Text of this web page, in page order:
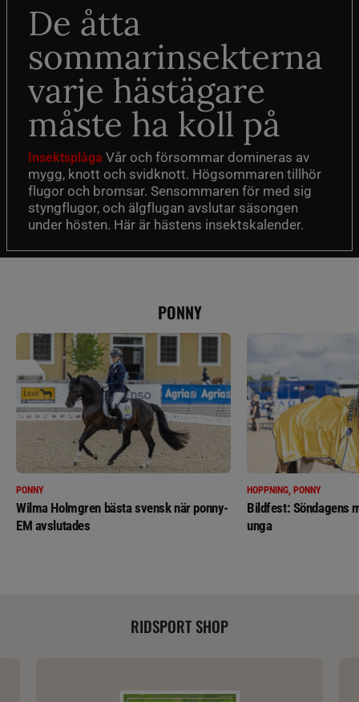
De åtta
sommarinsekterna
varje hästägare
måste ha koll på
Insektsplåga Vår och försommar domineras av
mygg, knott och svidknott. Högsommaren tillhör
flugor och bromsar. Sensommaren för med sig
styngflugor, och älgflugan avslutar säsongen
under hösten. Här är hästens insektskalender.
PONNY
PONNY
Wilma Holmgren bästa svensk när ponny-
EM avslutades
HOPPNING, PONNY
Bildfest: Söndagens
unga
RIDSPORT SHOP